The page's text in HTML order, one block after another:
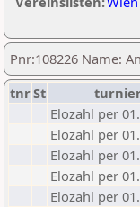
Pnr:108226 Name:
tnrSt
Elozahl per
Elozahl per
Elozahl per
Elozahl per
Elozahl per